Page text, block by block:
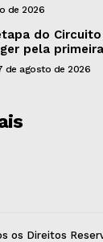
de 2026
do
pela
de agosto de 2026
os Direitos